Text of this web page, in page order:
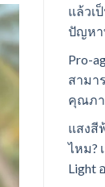
แล้วเ
ปัญหา
Pro-
สามา
คุณภ
แสงสี
ไหม?
Light